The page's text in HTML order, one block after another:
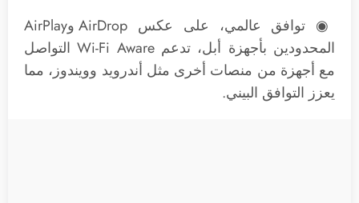
◉ توافق عالمي، على عكس AirDrop وAirPlay
المحدودين بأجهزة أبل، تدعم Wi-Fi Aware التواصل
مع أجهزة من منصات أخرى مثل أندرويد وويندوز، مما
يعزز التوافق البيني.